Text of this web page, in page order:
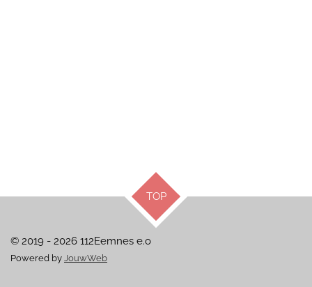
TOP
© 2019 - 2026 112Eemnes e.o
Powered by JouwWeb